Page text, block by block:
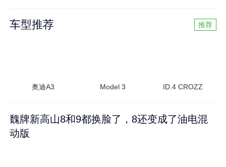
车型推荐 推荐
奥迪A3 Model 3 ID.4 CROZZ
魏牌新高山8和9都换脸了，8还变成了油电混
动版